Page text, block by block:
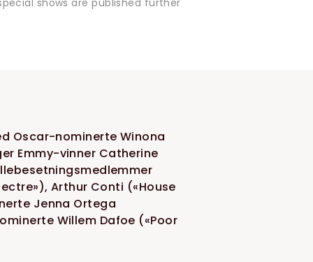
shows are published further
Oscar-nominerte Winona
Emmy-vinner Catherine
Arthur Conti («House
Jenna Ortega
Willem Dafoe («Poor